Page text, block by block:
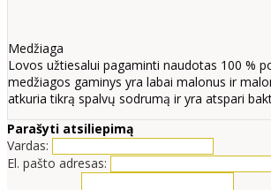
Medžiaga
Lovos užtiesalui pagaminti naudotas 100 %
medžiagos gaminys yra labai malonus ir
atkuria tikrą spalvų sodrumą ir yra atspari
Parašyti atsiliepimą
Vardas:
El. pašto adresas: